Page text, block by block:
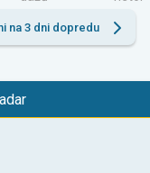
na 3 dni dopredu